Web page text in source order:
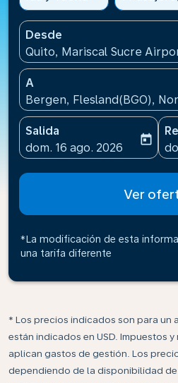
Desde
Quito, Mariscal Sucre
A
Bergen, Flesland(BGO),
Salida
fc-booking-departure-
dom. 16 ago. 2026
today
Ver
*La modificación de esta
una tarifa diferente
* Los precios indicados son para un
están indicados en USD. Impuestos
aplican gastos de gestión. Los
dependiendo de la disponibilidad de